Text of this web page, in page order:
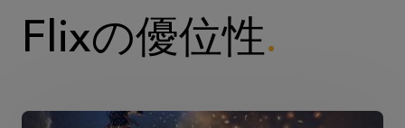
Flixの優位性